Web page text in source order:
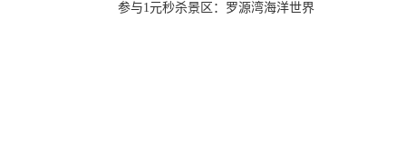
参与1元秒杀景区：罗源湾海洋世界